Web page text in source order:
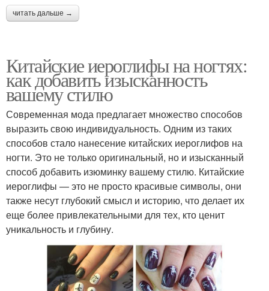
читать дальше →
Китайские иероглифы на ногтях:
как добавить изысканность
вашему стилю
Современная мода предлагает множество способов
выразить свою индивидуальность. Одним из таких
способов стало нанесение китайских иероглифов на
ногти. Это не только оригинальный, но и изысканный
способ добавить изюминку вашему стилю. Китайские
иероглифы — это не просто красивые символы, они
также несут глубокий смысл и историю, что делает их
еще более привлекательными для тех, кто ценит
уникальность и глубину.